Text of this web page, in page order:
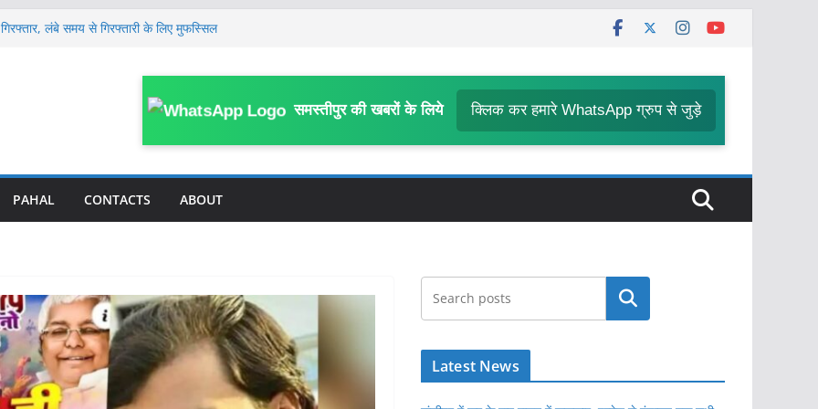
लंबे समय से गिरफ्तारी के लिए मुफस्सिल
के मासूम की 13 दिन बाद मौ’त, घर के पास
FIR; काम में बाधा, आउटसोर्सिंग कर्मियों से
प्रभावित करने का आरोप
समस्तीपुर की खबरों के लिये क्लिक कर हमारे WhatsApp ग्रुप से जुड़े
PAHAL CONTACTS ABOUT
खोजें
Latest News